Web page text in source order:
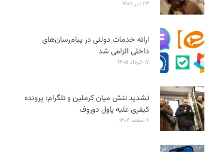
۲۳ تیر ۱۴۰۵
ارائه خدمات دولتی در پیام‌رسان‌های
داخلی الزامی شد
۱۷ خرداد ۱۴۰۵
تشدید تنش میان کرملین و تلگرام: پرونده
کیفری علیه پاول دوروف
۶ اسفند ۱۴۰۴